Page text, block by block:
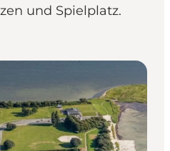
und Spielplatz.